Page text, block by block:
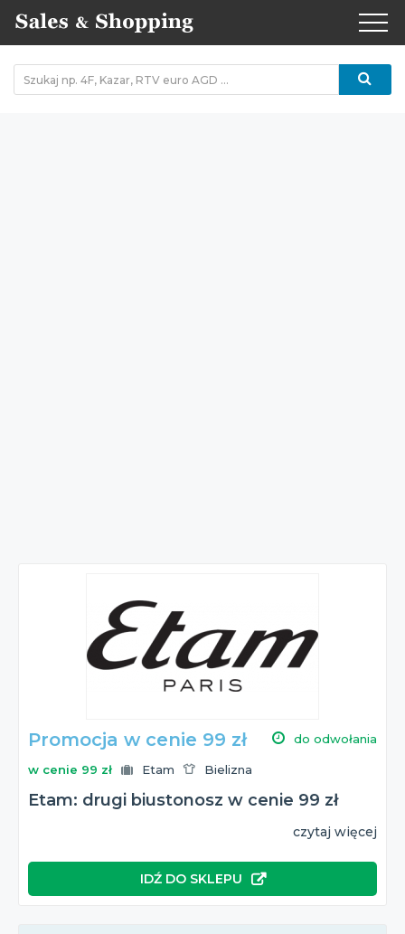
Promocja w cenie 99 zł do odwołania
w cenie 99 zł Etam Bielizna
Etam: drugi biustonosz w cenie 99 zł
czytaj więcej
IDŹ DO SKLEPU